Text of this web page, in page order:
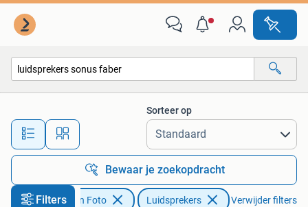
Alle afstanden…
Sorteer op
Bewaar je zoekopdracht
Filters
Audio, Tv en Foto Luidsprekers Verwijder filters